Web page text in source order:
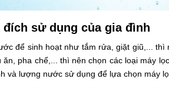
sử dụng của gia đình
để sinh hoạt như tắm rửa, giặt giũ,...
pha chế,... thì nên chọn các loại máy
và lượng nước sử dụng để lựa chọn máy